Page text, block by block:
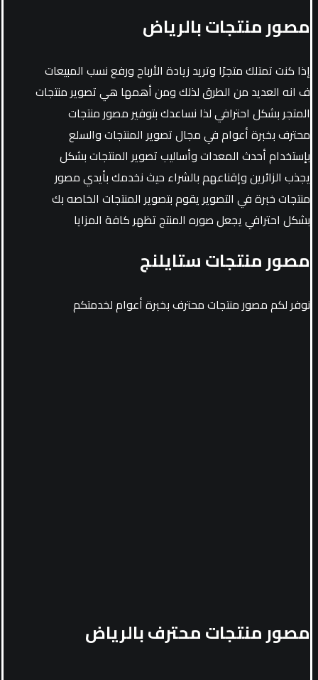
مصور منتجات بالرياض
إذا كنت تمتلك متجرًا وتريد زيادة الأرباح ورفع نسب المبيعات
ف انه العديد من الطرق لذلك ومن أهمها هي تصوير منتجات
المتجر بشكل احترافي لذا نساعدك بتوفير مصور منتجات
محترف بخبرة أعوام في مجال تصوير المنتجات والسلع
بإستخدام أحدث المعدات وأساليب تصوير المنتجات بشكل
يجذب الزائرين وإقناعهم بالشراء حيث نخدمك بأيدي مصور
منتجات خبرة في التصوير يقوم بتصوير المنتجات الخاصه بك
بشكل احترافي يجعل صوره المنتج تظهر كافة المزايا
مصور منتجات ستايلنج
نوفر لكم مصور منتجات محترف بخبرة أعوام لخدمتكم
مصور منتجات محترف بالرياض